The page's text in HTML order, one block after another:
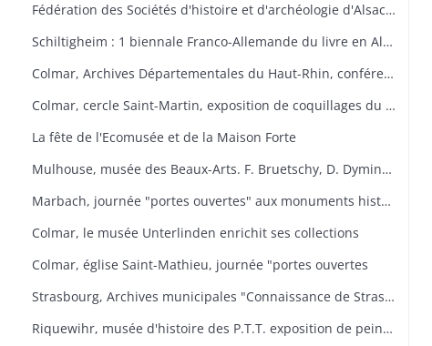
Fédération des Sociétés d'histoire et d'archéologie d'Alsace : les monuments ruraux d'Alsace
Schiltigheim : 1 biennale Franco-Allemande du livre en Alsace
Colmar, Archives Départementales du Haut-Rhin, conférence : Yves Bisch "Cet homme à surveiller
Colmar, cercle Saint-Martin, exposition de coquillages du monde
La fête de l'Ecomusée et de la Maison Forte
Mulhouse, musée des Beaux-Arts. F. Bruetschy, D. Dyminski, C. Gebhardt, B. Latuner, J.F. Nourisson, J.-C. Wallios
Marbach, journée "portes ouvertes" aux monuments historiques
Colmar, le musée Unterlinden enrichit ses collections
Colmar, église Saint-Mathieu, journée "portes ouvertes
Strasbourg, Archives municipales "Connaissance de Strasbourg
Riquewihr, musée d'histoire des P.T.T. exposition de peintures sous-verre